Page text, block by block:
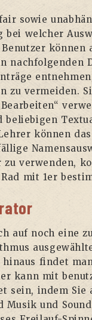
sowie
bei welcher
können
nachfolgenden
zu vermeiden.
beliebigen
können
zu verwenden,
mit 1er
auf noch eine
findet
kann mit
sein, indem Sie
Musik und